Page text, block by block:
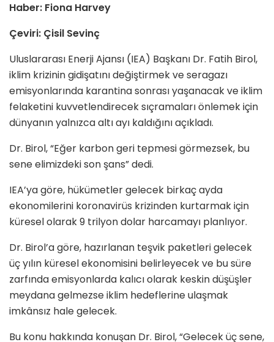
Haber: Fiona Harvey
Çeviri: Çisil Sevinç
Uluslararası Enerji Ajansı (IEA) Başkanı Dr. Fatih Birol,
iklim krizinin gidişatını değiştirmek ve seragazı
emisyonlarında karantina sonrası yaşanacak ve iklim
felaketini kuvvetlendirecek sıçramaları önlemek için
dünyanın yalnızca altı ayı kaldığını açıkladı.
Dr. Birol, “Eğer karbon geri tepmesi görmezsek, bu
sene elimizdeki son şans” dedi.
IEA’ya göre, hükümetler gelecek birkaç ayda
ekonomilerini koronavirüs krizinden kurtarmak için
küresel olarak 9 trilyon dolar harcamayı planlıyor.
Dr. Birol’a göre, hazırlanan teşvik paketleri gelecek
üç yılın küresel ekonomisini belirleyecek ve bu süre
zarfında emisyonlarda kalıcı olarak keskin düşüşler
meydana gelmezse iklim hedeflerine ulaşmak
imkânsız hale gelecek.
Bu konu hakkında konuşan Dr. Birol, “Gelecek üç sene,